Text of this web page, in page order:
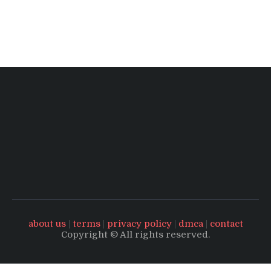
about us| terms| privacy policy| dmca| contact
Copyright © All rights reserved.